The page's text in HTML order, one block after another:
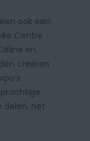
ook een
Centre
en
creëren
delen, net